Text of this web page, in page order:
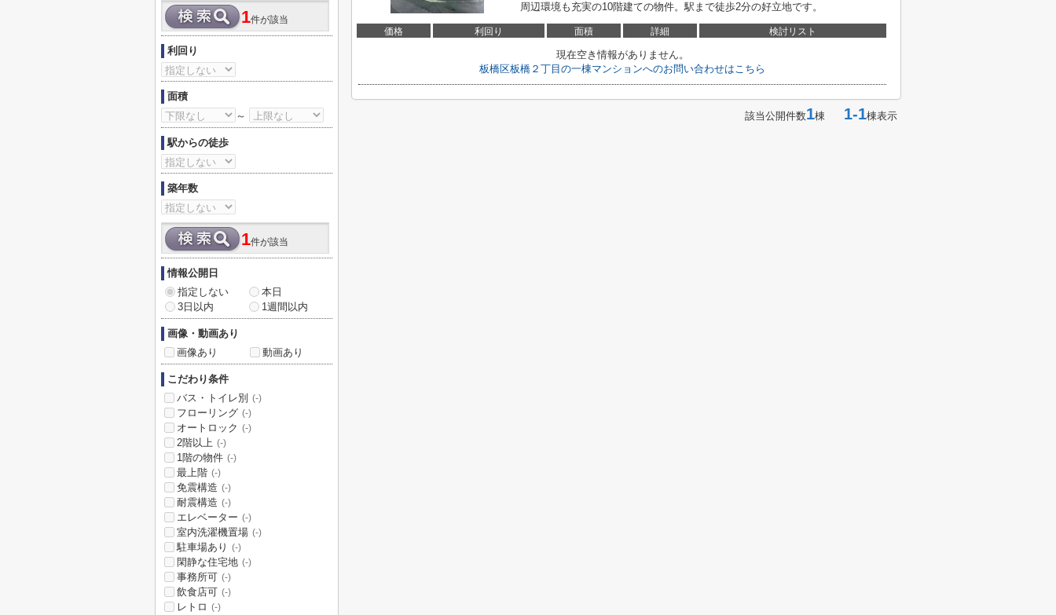
周辺環境も充実の10階建ての物件。駅まで徒歩2分の好立地です。
価格 利回り 面積 詳細 検討リスト
現在空き情報がありません。
板橋区板橋２丁目の一棟マンションへのお問い合わせはこちら
該当公開件数1棟 1-1棟表示
1件が該当
利回り
面積
～
駅からの徒歩
築年数
1件が該当
情報公開日
指定しない
本日
3日以内
1週間以内
画像・動画あり
画像あり
動画あり
こだわり条件
バス・トイレ別
(-)
フローリング (-)
オートロック (-)
2階以上 (-)
1階の物件 (-)
最上階 (-)
免震構造 (-)
耐震構造 (-)
エレベーター (-)
室内洗濯機置場 (-)
駐車場あり (-)
閑静な住宅地 (-)
事務所可 (-)
飲食店可 (-)
レトロ (-)